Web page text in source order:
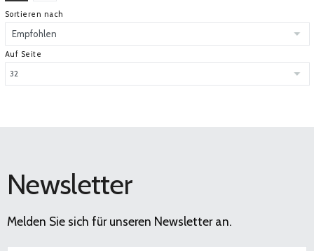
Sortieren nach
Auf Seite
Newsletter
Melden Sie sich für unseren Newsletter an.